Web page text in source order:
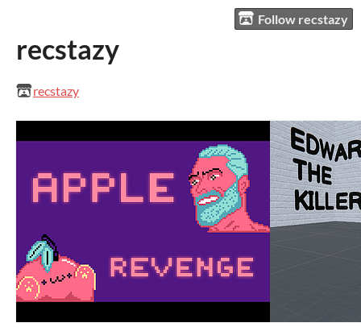
Follow recstazy
recstazy
recstazy